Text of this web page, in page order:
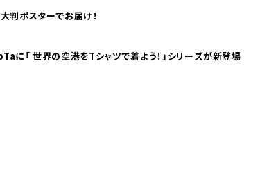
判ポスターでお届け！
の夏は空港コードTシャツで海外旅行気分！ pTaに「 世界の空港をTシャツで着よう！」シリーズが新登場